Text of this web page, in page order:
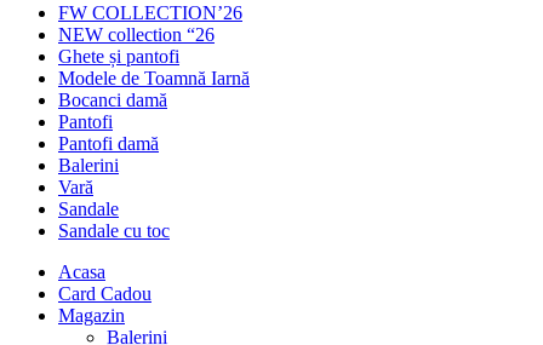
FW COLLECTION’26
NEW collection “26
Ghete și pantofi
Modele de Toamnă Iarnă
Bocanci damă
Pantofi
Pantofi damă
Balerini
Vară
Sandale
Sandale cu toc
Acasa
Card Cadou
Magazin
Balerini